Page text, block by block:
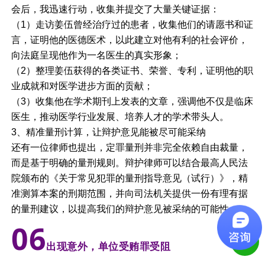
会后，我迅速行动，收集并提交了大量关键证据：
（1）走访姜伍曾经治疗过的患者，收集他们的请愿书和证
言，证明他的医德医术，以此建立对他有利的社会评价，
向法庭呈现他作为一名医生的真实形象；
（2）整理姜伍获得的各类证书、荣誉、专利，证明他的职
业成就和对医学进步方面的贡献；
（3）收集他在学术期刊上发表的文章，强调他不仅是临床
医生，推动医学行业发展、培养人才的学术带头人。
3、精准量刑计算，让辩护意见能被尽可能采纳
还有一位律师也提出，定罪量刑并非完全依赖自由裁量，
而是基于明确的量刑规则。辩护律师可以结合最高人民法
院颁布的《关于常见犯罪的量刑指导意见（试行）》，精
准测算本案的刑期范围，并向司法机关提供一份有理有据
的量刑建议，以提高我们的辩护意见被采纳的可能性。
06出现意外，单位受贿罪受阻